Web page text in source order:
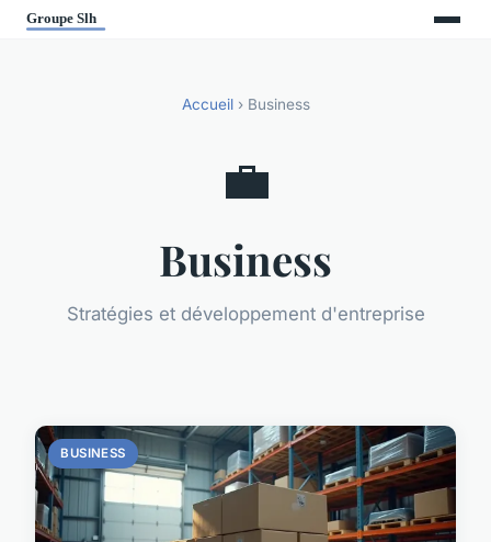
Accueil› Business
💼
Business
Stratégies et développement d'entreprise
BUSINESS